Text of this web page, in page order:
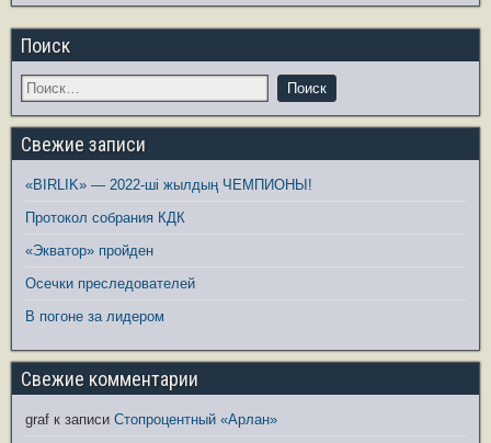
Поиск
Свежие записи
«BIRLIK» — 2022-ші жылдың ЧЕМПИОНЫ!
Протокол собрания КДК
«Экватор» пройден
Осечки преследователей
В погоне за лидером
Свежие комментарии
graf к записи Стопроцентный «Арлан»